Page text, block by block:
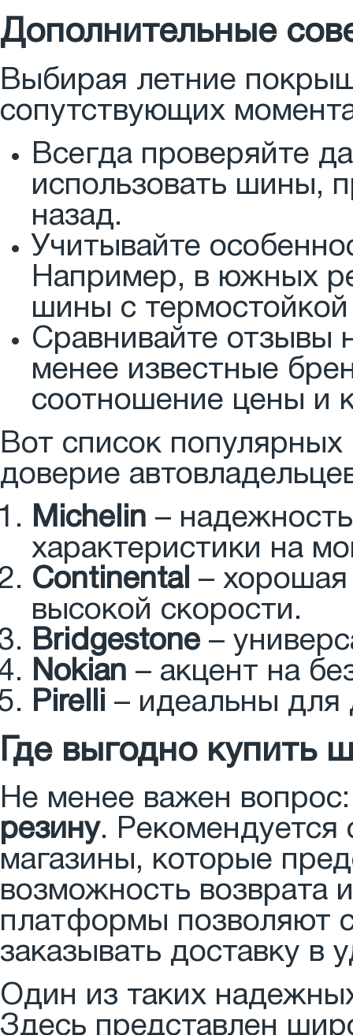
Дополнительные
Выбирая летние
сопутствующих
Всегда проверяйте
использовать шины,
назад.
Учитывайте
Например, в южных
шины с
Сравнивайте отзывы
менее известные
соотношение цены и
Вот список
доверие
Michelin –
характеристики на
Continental – хорошая
высокой скорости.
Bridgestone–
Nokian – акцент на
Pirelli – идеальны для
Где выгодно купить
Не менее важен
резину. Рекомендуется
магазины, которые
возможность возврата
платформы позволяют
заказывать доставку в
Один из таких
Здесь представлен